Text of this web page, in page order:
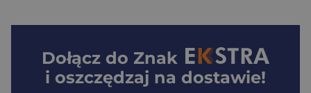
Dołącz do Znak
i oszczędzaj na dostawie!